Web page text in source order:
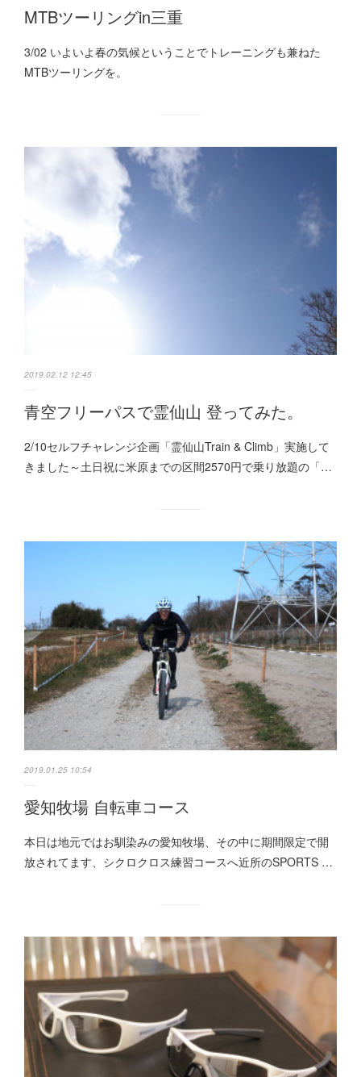
MTBツーリングin三重
3/02 いよいよ春の気候ということでトレーニングも兼ねた
MTBツーリングを。
2019.02.12 12:45
青空フリーパスで霊仙山 登ってみた。
2/10セルフチャレンジ企画「霊仙山Train & Climb」実施して
きました～土日祝に米原までの区間2570円で乗り放題の「…
2019.01.25 10:54
愛知牧場 自転車コース
本日は地元ではお馴染みの愛知牧場、その中に期間限定で開
放されてます、シクロクロス練習コースへ近所のSPORTS …